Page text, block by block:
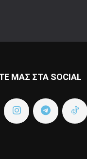
ΜΑΣ ΣΤΑ SOCIAL